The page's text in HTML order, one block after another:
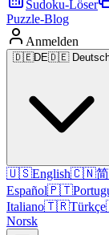
Sudoku-Löser
Puzzle-Blog
Anmelden
🇩🇪DE🇩🇪
🇺🇸English🇨🇳
Español🇵🇹
Italiano🇹🇷Türkçe
Norsk